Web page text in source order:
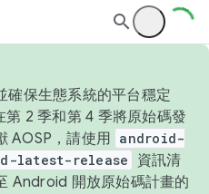
確保生態系統的平台穩定
2 季和第 4 季將原始碼發
AOSP，請使用 android-
latest-release
資訊清
Android 開放原始碼計畫的